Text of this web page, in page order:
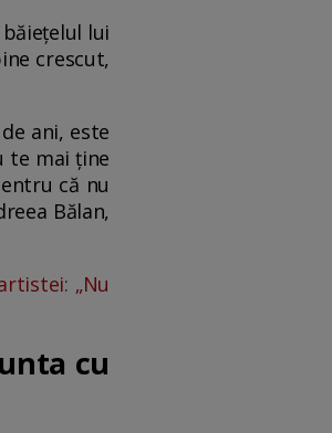
lui
crescut,
ani, este
te mai ține
că nu
Bălan,
„Nu
cu